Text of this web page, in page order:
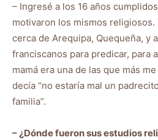
– Ingresé a los 16 años
motivaron los mismos
cerca de Arequipa, Quequeña, y
franciscanos para predicar, para
mamá era una de las que más
decía “no estaría mal un
familia”.
– ¿Dónde fueron sus estudios